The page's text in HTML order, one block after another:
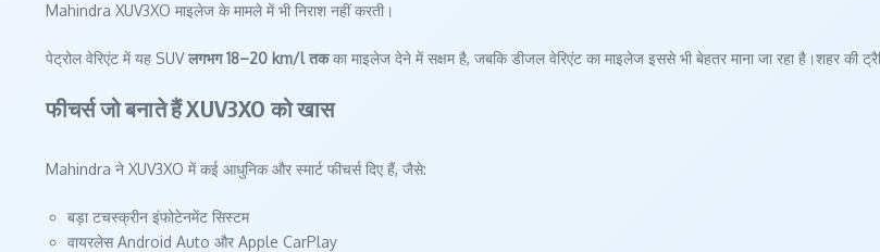
Mahindra XUV3XO माइलेज के मामले में भी निराश नहीं करती।
पेट्रोल वेरिएंट में यह SUVलगभग 18–20 km/l तकका माइलेज देने में सक्षम है, जबकि डीजल वेरिएंट का माइलेज इससे भी बेहतर माना जा रहा है।शहर की
फीचर्स जो बनाते हैं XUV3XO को खास
Mahindra ने XUV3XO में कई आधुनिक और स्मार्ट फीचर्स दिए हैं, जैसे:
बड़ा टचस्क्रीन इंफोटेनमेंट सिस्टम
वायरलेस Android Auto और Apple CarPlay